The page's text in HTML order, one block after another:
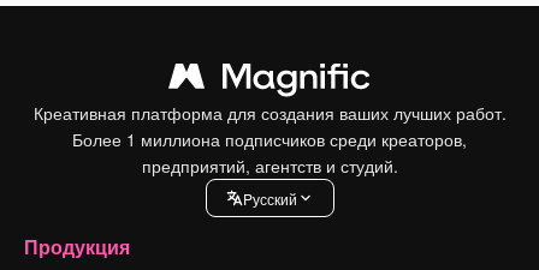
Креативная платформа для создания ваших лучших работ.
Более 1 миллиона подписчиков среди креаторов,
предприятий, агентств и студий.
Pусский
Продукция